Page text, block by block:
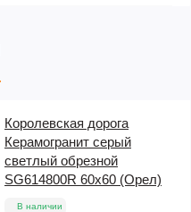
Королевская дорога
Керамогранит серый
светлый обрезной
SG614800R 60х60 (Орел)
В наличии